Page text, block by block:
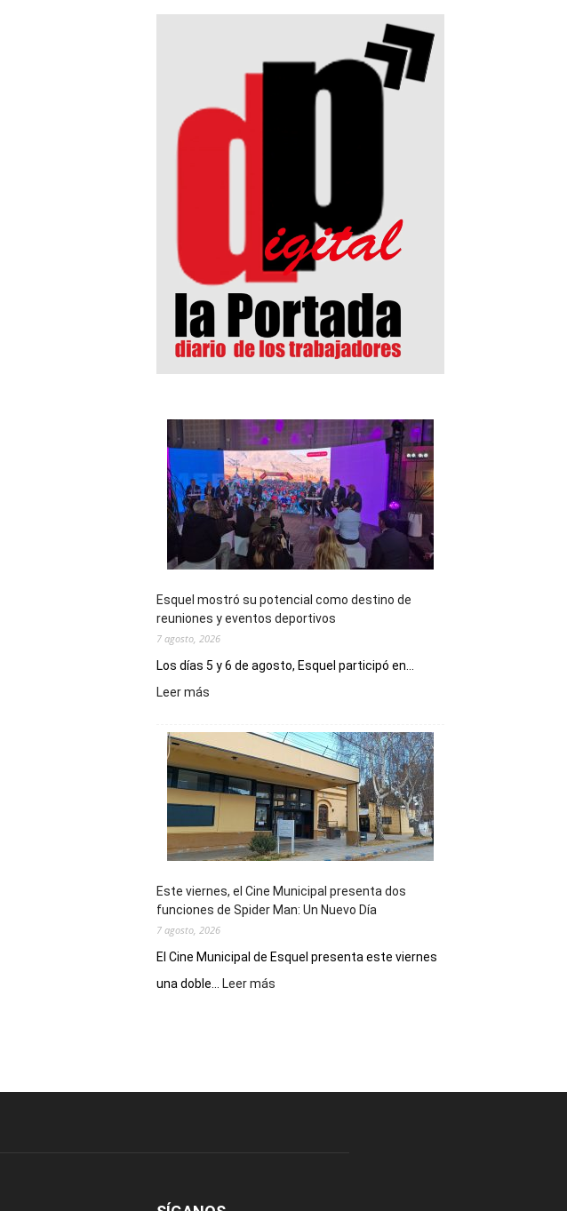
Esquel mostró su potencial como destino de
reuniones y eventos deportivos
7 agosto, 2026
Los días 5 y 6 de agosto, Esquel participó en...
Leer más
su
potencial
como
destino
de
reuniones
y
deportivos
Este viernes, el Cine Municipal presenta dos
funciones de Spider Man: Un Nuevo Día
7 agosto, 2026
El Cine Municipal de Esquel presenta este viernes
una doble...
Leer más
presenta